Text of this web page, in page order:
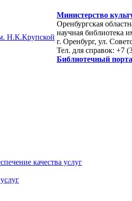
Министерство
Оренбургская
научная библиотека
г. Оренбург, ул.
Тел. для справок: +7
Библиотечный
качества услуг